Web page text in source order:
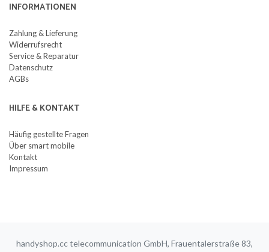
INFORMATIONEN
Zahlung & Lieferung
Widerrufsrecht
Service & Reparatur
Datenschutz
AGBs
HILFE & KONTAKT
Häufig gestellte Fragen
Über smart mobile
Kontakt
Impressum
handyshop.cc telecommunication GmbH, Frauentalerstraße 83,